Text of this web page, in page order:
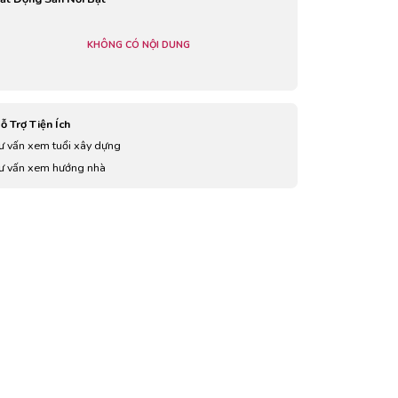
KHÔNG CÓ NỘI DUNG
Trợ Tiện Ích
vấn xem tuổi xây dựng
vấn xem hướng nhà